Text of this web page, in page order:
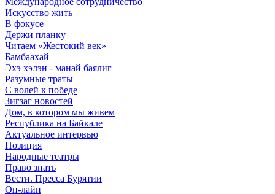
Искусство жить
В фокусе
Держи планку
Читаем «Жестокий век»
Бамбаахай
Эхэ хэлэн - манай баялиг
Разумные траты
С волей к победе
Зигзаг новостей
Дом, в котором мы живем
Республика на Байкале
Актуальное интервью
Позиция
Народные театры
Право знать
Вести. Пресса Бурятии
Он-лайн